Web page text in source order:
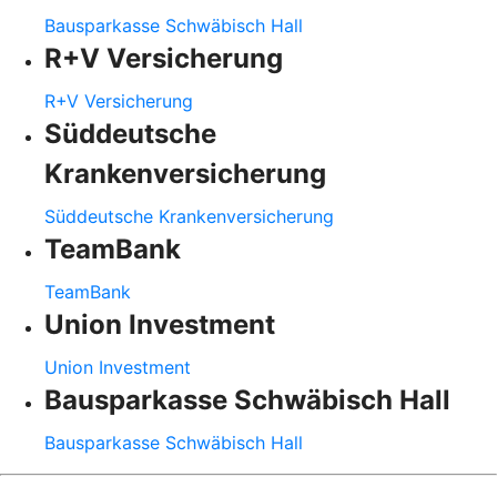
Bausparkasse Schwäbisch Hall
R+V Versicherung
R+V Versicherung
Süddeutsche
Krankenversicherung
Süddeutsche Krankenversicherung
TeamBank
TeamBank
Union Investment
Union Investment
Bausparkasse Schwäbisch Hall
Bausparkasse Schwäbisch Hall